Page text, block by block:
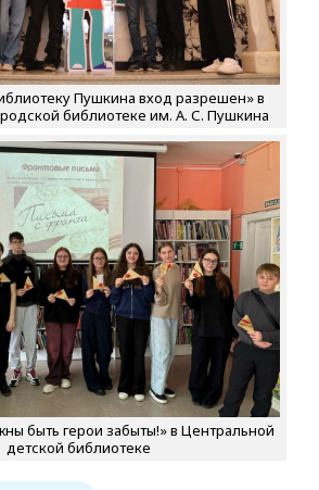
Пушкина вход разрешен» в
библиотеке им. А. С. Пушкина
быть герои забыты!» в Центральной
детской библиотеке